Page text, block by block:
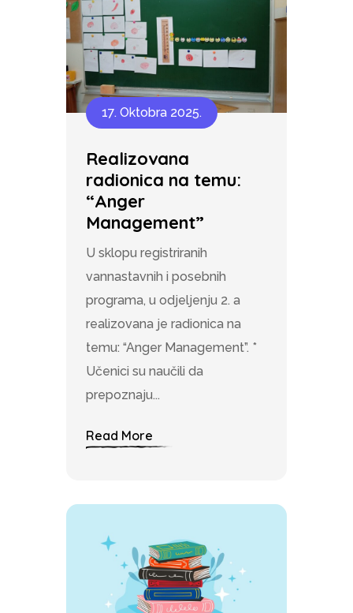
17. Oktobra 2025.
Realizovana
radionica na temu:
“Anger
Management”
U sklopu registriranih
vannastavnih i posebnih
programa, u odjeljenju 2. a
realizovana je radionica na
temu: “Anger Management”. *
Učenici su naučili da
prepoznaju...
Read More